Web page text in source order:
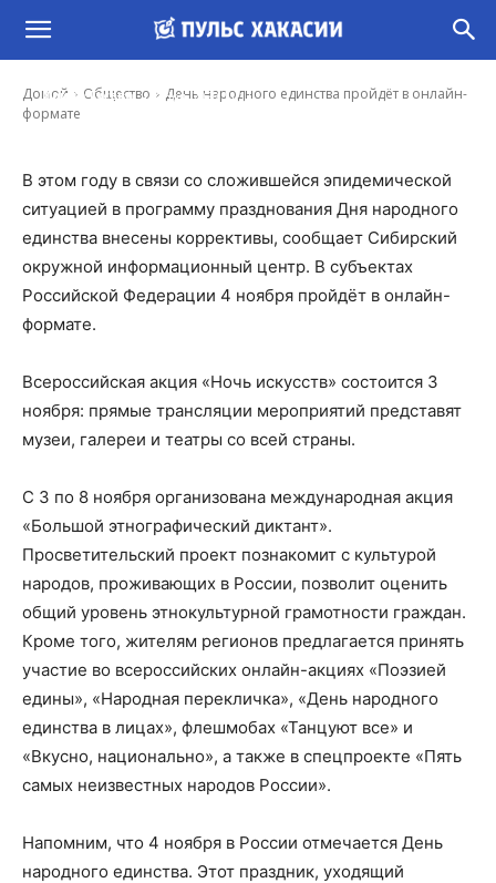
Домой Общество
День народного единства пройдёт в онлайн-
формате
День народного единства пройдёт в онлайн-
формате
Ирина Гусева - 3 Ноя, 2020 11:11
В этом году в связи со сложившейся эпидемической
ситуацией в программу празднования Дня народного
единства внесены коррективы, сообщает Сибирский
окружной информационный центр. В субъектах
Российской Федерации 4 ноября пройдёт в онлайн-
формате.
Всероссийская акция «Ночь искусств» состоится 3
ноября: прямые трансляции мероприятий представят
музеи, галереи и театры со всей страны.
С 3 по 8 ноября организована международная акция
«Большой этнографический диктант».
Просветительский проект познакомит с культурой
народов, проживающих в России, позволит оценить
общий уровень этнокультурной грамотности граждан.
Кроме того, жителям регионов предлагается принять
участие во всероссийских онлайн-акциях «Поэзией
едины», «Народная перекличка», «День народного
единства в лицах», флешмобах «Танцуют все» и
«Вкусно, национально», а также в спецпроекте «Пять
самых неизвестных народов России».
Напомним, что 4 ноября в России отмечается День
народного единства. Этот праздник, уходящий